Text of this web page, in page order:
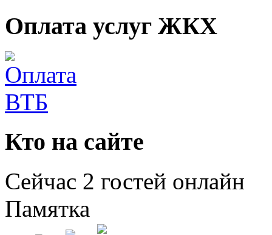
Оплата услуг ЖКХ
Кто на сайте
Сейчас 2 гостей онлайн
Памятка